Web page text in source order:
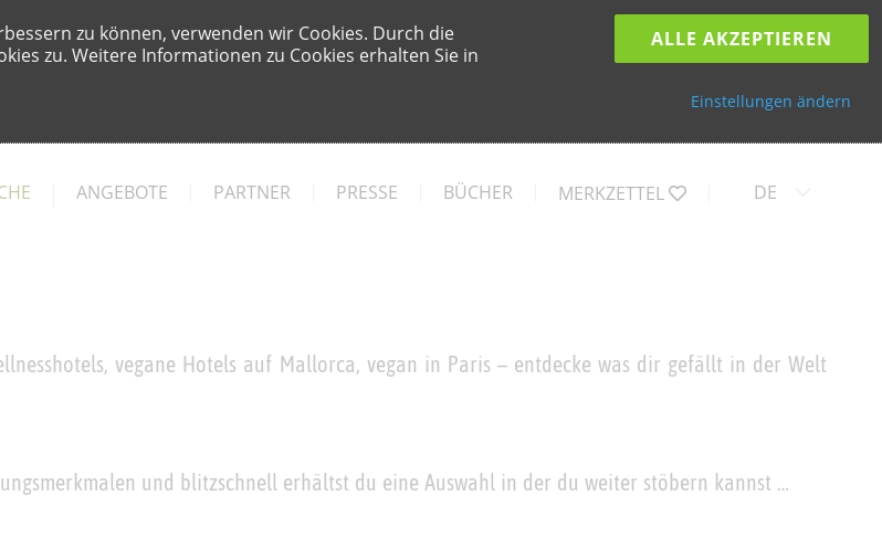
zu können, verwenden wir Cookies. Durch die
zu. Weitere Informationen zu Cookies erhalten Sie in
ALLE AKZEPTIEREN
Einstellungen ändern
ANGEBOTE PARTNER PRESSE BÜCHER MERKZETTEL DE
vegane Hotels auf Mallorca, vegan in Paris – entdecke was dir gefällt in der Welt
und blitzschnell erhältst du eine Auswahl in der du weiter stöbern kannst …